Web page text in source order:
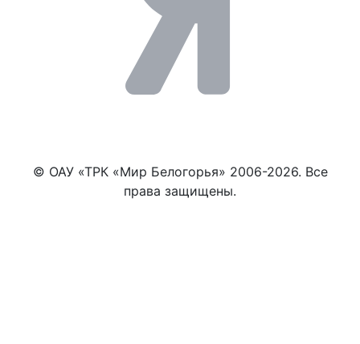
© ОАУ «ТРК «Мир Белогорья» 2006-2026. Все
права защищены.